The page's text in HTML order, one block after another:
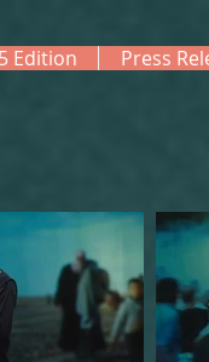
Edition Press